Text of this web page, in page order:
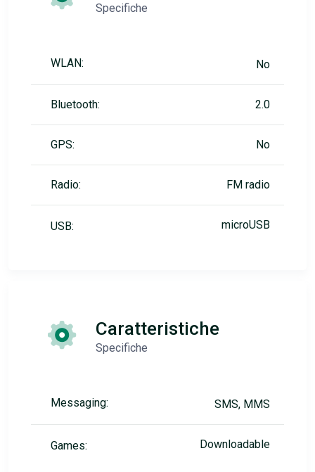
Specifiche
WLAN: No
Bluetooth: 2.0
GPS: No
Radio: FM radio
USB: microUSB
Caratteristiche
Specifiche
Messaging: SMS, MMS
Games: Downloadable